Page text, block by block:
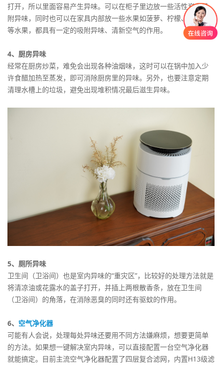
打开，所以里面容易产生异味。可以在柜子里边放一些活性炭来吸
附异味，同时也可以在家具内部放一些水果如菠萝、柠檬、橘子皮
等水果，都具有一定的吸附异味、清新空气的作用。
4、厨房异味
经常在厨房炒菜，难免会出现各种油烟味，这时可以在锅中加入少
许食醋加热至蒸发，即可消除厨房里的异味。另外，也要注意定期
清理水槽上的垃圾，避免出现堆积情况最后滋生异味。
5、厕所异味
卫生间（卫浴间）也是室内异味的“重灾区”，比较好的处理方法就是
将清凉油或花露水的盖子打开，并插上两根散香条，放在卫生间
（卫浴间）的角落，在消除恶臭的同时还有驱蚊的作用。
6、 空气净化器
可能有人会说，处理每处异味还要用不同方法嫌麻烦，想要更简单
的方法。如果想一键解决室内异味，可以直接配置一台空气净化器
就能搞定。目前主流空气净化器配置了四层复合滤网，内置H13级滤